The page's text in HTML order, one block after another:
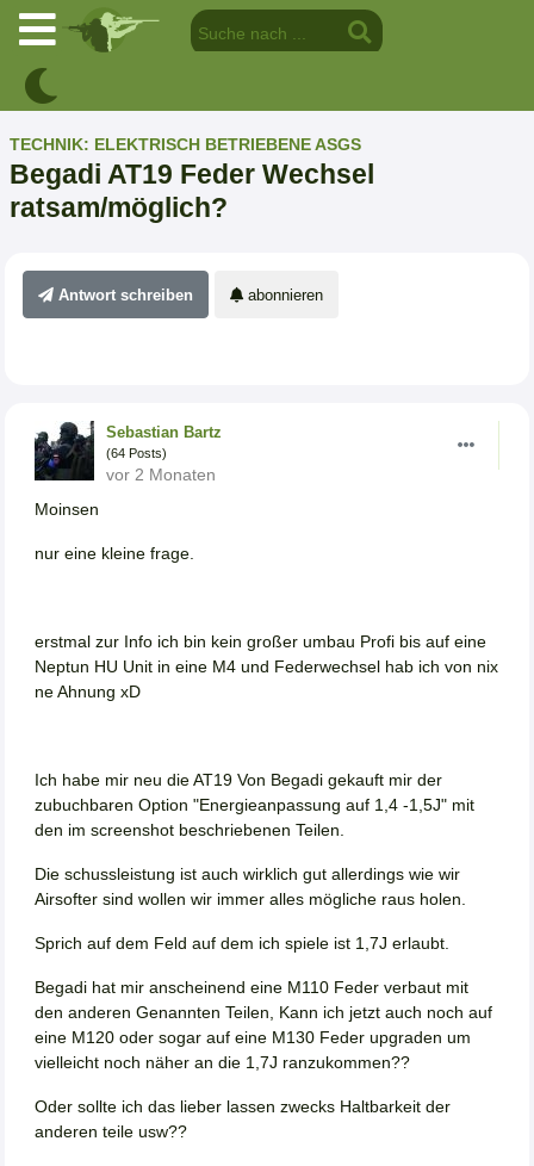
TECHNIK: ELEKTRISCH BETRIEBENE ASGS
Begadi AT19 Feder Wechsel
ratsam/möglich?
Antwort schreiben abonnieren
Sebastian Bartz
(64 Posts)
vor 2 Monaten
Moinsen
nur eine kleine frage.
erstmal zur Info ich bin kein großer umbau Profi bis auf eine
Neptun HU Unit in eine M4 und Federwechsel hab ich von nix
ne Ahnung xD
Ich habe mir neu die AT19 Von Begadi gekauft mir der
zubuchbaren Option "Energieanpassung auf 1,4 -1,5J" mit
den im screenshot beschriebenen Teilen.
Die schussleistung ist auch wirklich gut allerdings wie wir
Airsofter sind wollen wir immer alles mögliche raus holen.
Sprich auf dem Feld auf dem ich spiele ist 1,7J erlaubt.
Begadi hat mir anscheinend eine M110 Feder verbaut mit
den anderen Genannten Teilen, Kann ich jetzt auch noch auf
eine M120 oder sogar auf eine M130 Feder upgraden um
vielleicht noch näher an die 1,7J ranzukommen??
Oder sollte ich das lieber lassen zwecks Haltbarkeit der
anderen teile usw??